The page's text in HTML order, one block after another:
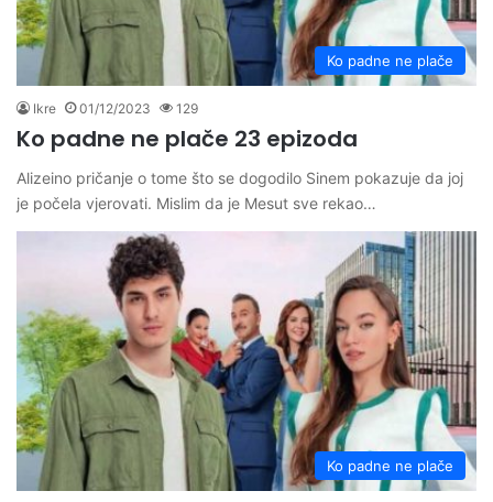
Ko padne ne plače
Ikre 01/12/2023 129
Ko padne ne plače 23 epizoda
Alizeino pričanje o tome što se dogodilo Sinem pokazuje da joj
je počela vjerovati. Mislim da je Mesut sve rekao…
Ko padne ne plače